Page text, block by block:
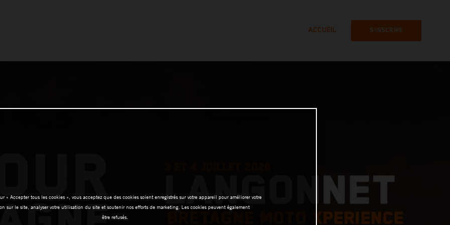
ACCUEIL S'INSCRIRE
« Accepter tous les cookies », vous acceptez que des cookies soient enregistrés sur votre appareil pour améliorer votre
sur le site, analyser votre utilisation du site et soutenir nos efforts de marketing. Les cookies peuvent également
être refusés.